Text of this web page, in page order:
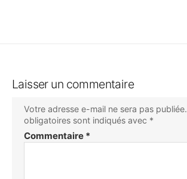
Laisser un commentaire
Votre adresse e-mail ne sera pas publiée.
obligatoires sont indiqués avec *
Commentaire *